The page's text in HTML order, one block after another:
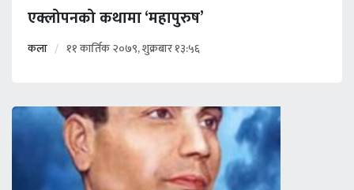
एक्लोपनको कथामा ‘महापुरुष’
कला ११ कार्तिक २०७९, शुक्रबार १३:५६